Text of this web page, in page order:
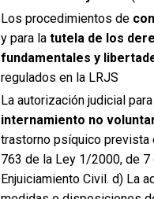
Los procedimientos de
y para la tutela de los
fundamentales y
regulados en la LRJS
La autorización judicial
internamiento no
trastorno psíquico prevista
763 de la Ley 1/2000, de 7
Enjuiciamiento Civil. d) La